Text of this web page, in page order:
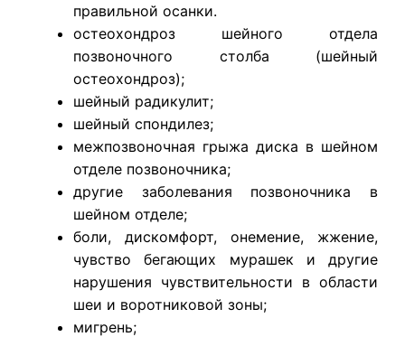
правильной осанки.
остеохондроз шейного отдела
позвоночного столба (шейный
остеохондроз);
шейный радикулит;
шейный спондилез;
межпозвоночная грыжа диска в шейном
отделе позвоночника;
другие заболевания позвоночника в
шейном отделе;
боли, дискомфорт, онемение, жжение,
чувство бегающих мурашек и другие
нарушения чувствительности в области
шеи и воротниковой зоны;
мигрень;